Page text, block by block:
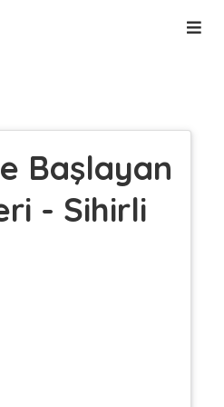
Başlayan
- Sihirli